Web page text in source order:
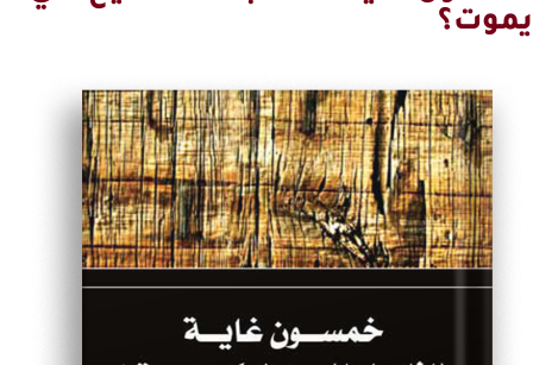
يموت؟